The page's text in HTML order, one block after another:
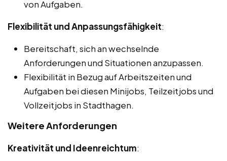
von Aufgaben.
Flexibilität und Anpassungsfähigkeit:
Bereitschaft, sich an wechselnde
Anforderungen und Situationen anzupassen.
Flexibilität in Bezug auf Arbeitszeiten und
Aufgaben bei diesen Minijobs, Teilzeitjobs und
Vollzeitjobs in Stadthagen.
Weitere Anforderungen
Kreativität und Ideenreichtum: